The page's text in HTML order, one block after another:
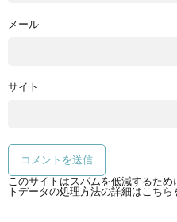
メール
サイト
このサイトはスパムを低減するため
トデータの処理方法の詳細はこち